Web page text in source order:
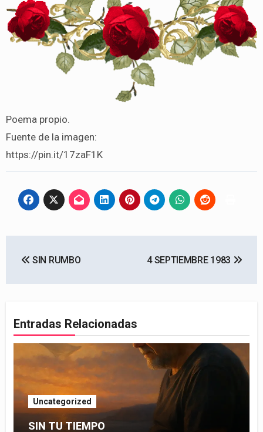
Poema propio.
Fuente de la imagen:
https://pin.it/17zaF1K
de SIN RUMBO 4 SEPTIEMBRE 1983
Entradas Relacionadas
Uncategorized
SIN TU TIEMPO